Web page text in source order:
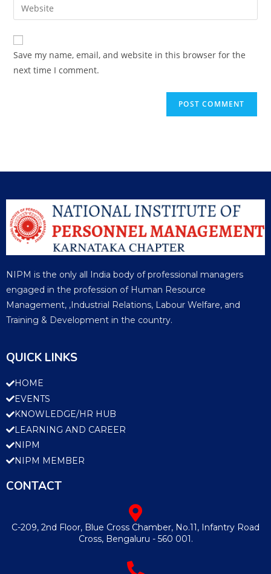
Save my name, email, and website in this browser for the
next time I comment.
NIPM is the only all India body of professional managers
engaged in the profession of Human Resource
Management, ,Industrial Relations, Labour Welfare, and
Training & Development in the country.
QUICK LINKS
HOME
EVENTS
KNOWLEDGE/HR HUB
LEARNING AND CAREER
NIPM
NIPM MEMBER
CONTACT
C-209, 2nd Floor, Blue Cross Chamber, No.11, Infantry Road
Cross, Bengaluru - 560 001.